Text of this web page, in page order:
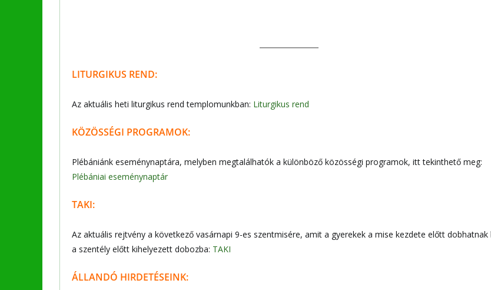
LITURGIKUS REND:
Az aktuális heti liturgikus rend templomunkban: Liturgikus rend
KÖZÖSSÉGI PROGRAMOK:
Plébániánk eseménynaptára, melyben megtalálhatók a különböző közösségi programok, itt tekinthető meg:
Plébániai eseménynaptár
TAKI:
Az aktuális rejtvény a következő vasárnapi 9-es szentmisére, amit a gyerekek a mise kezdete előtt dobhatnak
a szentély előtt kihelyezett dobozba: TAKI
ÁLLANDÓ HIRDETÉSEINK: